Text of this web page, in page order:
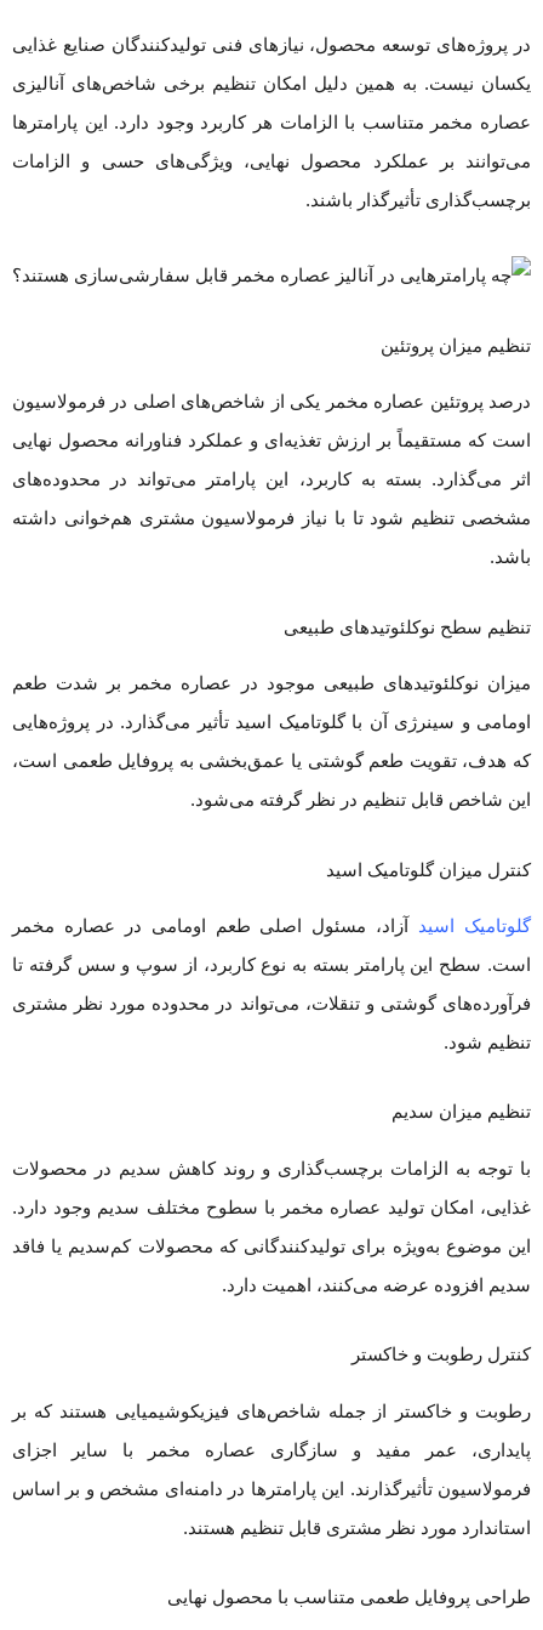
در پروژه‌های توسعه محصول، نیازهای فنی تولیدکنندگان صنایع غذایی
یکسان نیست. به همین دلیل امکان تنظیم برخی شاخص‌های آنالیزی
عصاره مخمر متناسب با الزامات هر کاربرد وجود دارد. این پارامترها
می‌توانند بر عملکرد محصول نهایی، ویژگی‌های حسی و الزامات
برچسب‌گذاری تأثیرگذار باشند.
تنظیم میزان پروتئین
درصد پروتئین عصاره مخمر یکی از شاخص‌های اصلی در فرمولاسیون
است که مستقیماً بر ارزش تغذیه‌ای و عملکرد فناورانه محصول نهایی
اثر می‌گذارد. بسته به کاربرد، این پارامتر می‌تواند در محدوده‌های
مشخصی تنظیم شود تا با نیاز فرمولاسیون مشتری هم‌خوانی داشته
باشد.
تنظیم سطح نوکلئوتیدهای طبیعی
میزان نوکلئوتیدهای طبیعی موجود در عصاره مخمر بر شدت طعم
اومامی و سینرژی آن با گلوتامیک اسید تأثیر می‌گذارد. در پروژه‌هایی
که هدف، تقویت طعم گوشتی یا عمق‌بخشی به پروفایل طعمی است،
این شاخص قابل تنظیم در نظر گرفته می‌شود.
کنترل میزان گلوتامیک اسید
گلوتامیک اسید آزاد، مسئول اصلی طعم اومامی در عصاره مخمر
است. سطح این پارامتر بسته به نوع کاربرد، از سوپ و سس گرفته تا
فرآورده‌های گوشتی و تنقلات، می‌تواند در محدوده مورد نظر مشتری
تنظیم شود.
تنظیم میزان سدیم
با توجه به الزامات برچسب‌گذاری و روند کاهش سدیم در محصولات
غذایی، امکان تولید عصاره مخمر با سطوح مختلف سدیم وجود دارد.
این موضوع به‌ویژه برای تولیدکنندگانی که محصولات کم‌سدیم یا فاقد
سدیم افزوده عرضه می‌کنند، اهمیت دارد.
کنترل رطوبت و خاکستر
رطوبت و خاکستر از جمله شاخص‌های فیزیکوشیمیایی هستند که بر
پایداری، عمر مفید و سازگاری عصاره مخمر با سایر اجزای
فرمولاسیون تأثیرگذارند. این پارامترها در دامنه‌ای مشخص و بر اساس
استاندارد مورد نظر مشتری قابل تنظیم هستند.
طراحی پروفایل طعمی متناسب با محصول نهایی